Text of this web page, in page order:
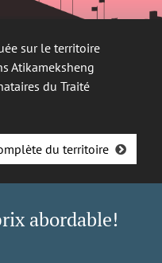
sur le territoire
Atikameksheng
du Traité
du territoire
abordable!